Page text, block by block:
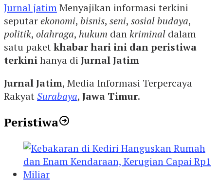
Jurnal jatimMenyajikan informasi terkini
seputarekonomi, bisnis, seni, sosial budaya,
politik, olahraga, hukum dankriminal dalam
satu paketkhabar hari ini dan peristiwa
terkinihanya di Jurnal Jatim
Jurnal Jatim, Media Informasi Terpercaya
RakyatSurabaya, Jawa Timur.
Peristiwa